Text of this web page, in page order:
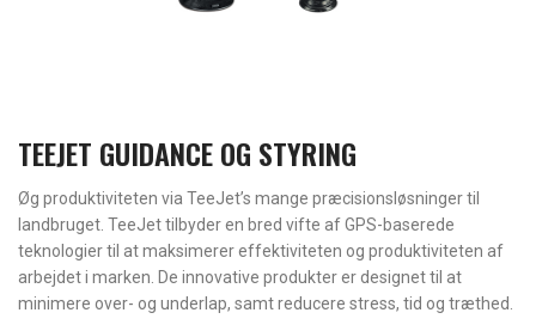
TEEJET GUIDANCE OG STYRING
Øg produktiviteten via TeeJet’s mange præcisionsløsninger til
landbruget. TeeJet tilbyder en bred vifte af GPS-baserede
teknologier til at maksimerer effektiviteten og produktiviteten af
arbejdet i marken. De innovative produkter er designet til at
minimere over- og underlap, samt reducere stress, tid og træthed.